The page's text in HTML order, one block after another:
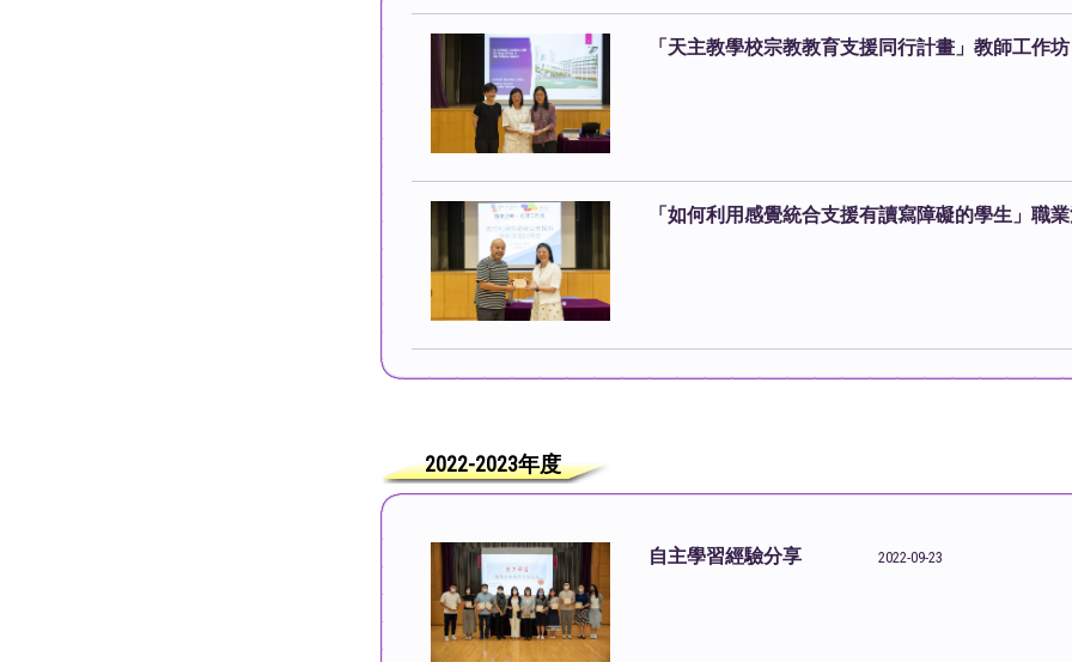
「天主教學校宗教教育支援同行計畫」教師工作坊
「如何利用感覺統合支援有讀寫障礙的學生」職
2022-2023年度
自主學習經驗分享 2022-09-23